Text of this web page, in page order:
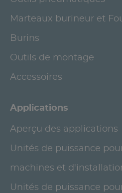
Marteaux burineur et
Burins
Outils de montage
Accessoires
Applications
Aperçu des applications
Unités de puissance
machines et
Unités de puissance